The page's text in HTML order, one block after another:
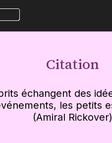
Citation
échangent des
les petits
(Amiral Rickover)